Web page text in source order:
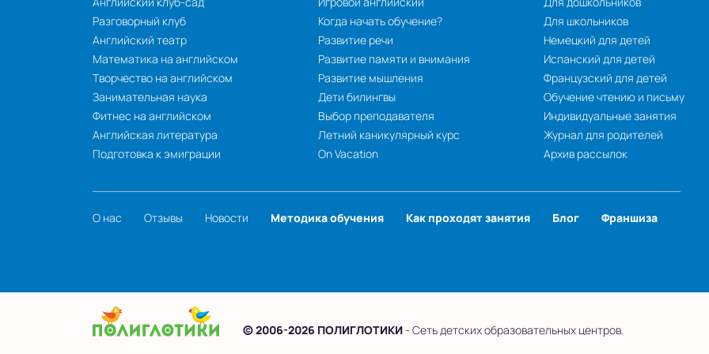
Разговорный клуб
Английский театр
Математика на английском
Творчество на английском
Занимательная наука
Фитнес на английском
Английская литература
Подготовка к эмиграции
Когда начать обучение?
Развитие речи
Развитие памяти и внимания
Развитие мышления
Дети билингвы
Выбор преподавателя
Летний каникулярный курс
On Vacation
Для школьников
Немецкий для детей
Испанский для детей
Французский для детей
Обучение чтению и письму
Индивидуальные занятия
Журнал для родителей
Архив рассылок
О нас Отзывы Новости Методика обучения Как проходят занятия Блог Франшиза
© 2006-2026 ПОЛИГЛОТИКИ- Сеть детских образовательных центров.